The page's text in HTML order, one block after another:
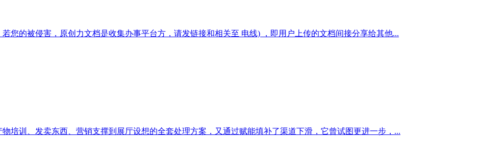
您的被侵害，原创力文档是收集办事平台方，请发链接和相关至 电线) ，即用户上传的文档间接分享给其他...
培训、发卖东西、营销支撑到展厅设想的全套处理方案，又通过赋能填补了渠道下滑，它曾试图更进一步，...